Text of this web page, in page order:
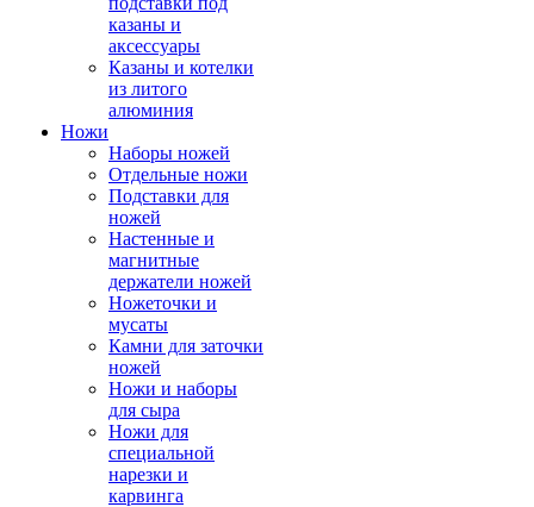
казаны и
аксессуары
Казаны и котелки
из литого
алюминия
Ножи
Наборы ножей
Отдельные ножи
Подставки для
ножей
Настенные и
магнитные
держатели ножей
Ножеточки и
мусаты
Камни для заточки
ножей
Ножи и наборы
для сыра
Ножи для
специальной
нарезки и
карвинга